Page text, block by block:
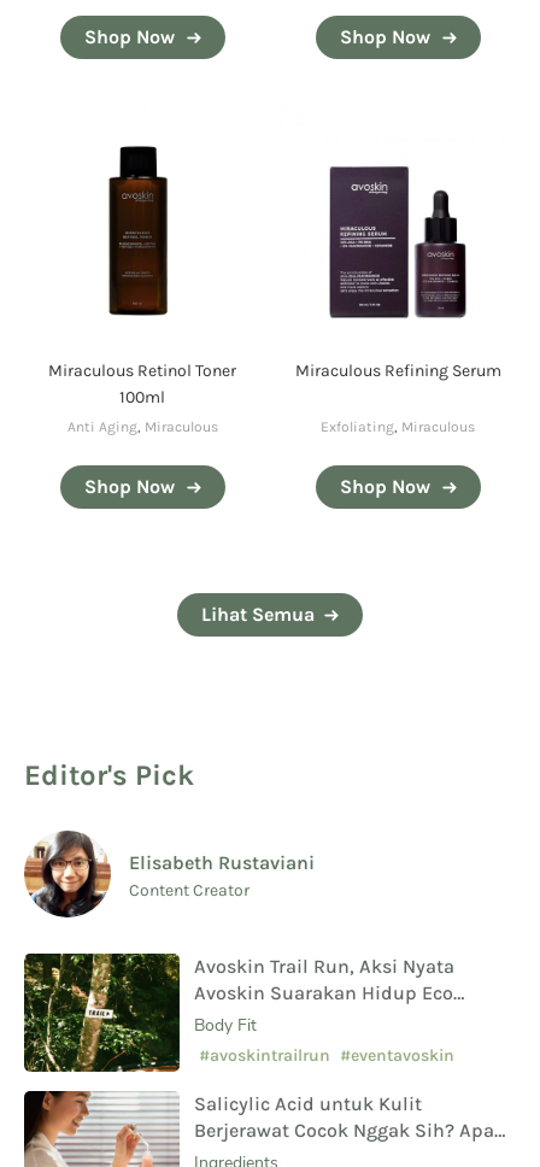
Shop Now Shop Now
Miraculous Retinol Toner
100ml
Anti Aging, Miraculous
Shop Now
Miraculous Refining Serum
Exfoliating, Miraculous
Shop Now
Lihat Semua
Editor's Pick
Elisabeth Rustaviani
Content Creator
Avoskin Trail Run, Aksi Nyata
Avoskin Suarakan Hidup Eco
Conscious
Body Fit
#avoskintrailrun #eventavoskin
Salicylic Acid untuk Kulit
Berjerawat Cocok Nggak Sih? Apa
Saja Manfaat Hingga Efek